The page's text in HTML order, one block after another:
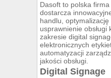
Dasoft to polska
dostarcza
handlu,
usprawnienie
zakresie digital
elektronicznych
automatyzacji
jakości obsługi.
Digital Signage